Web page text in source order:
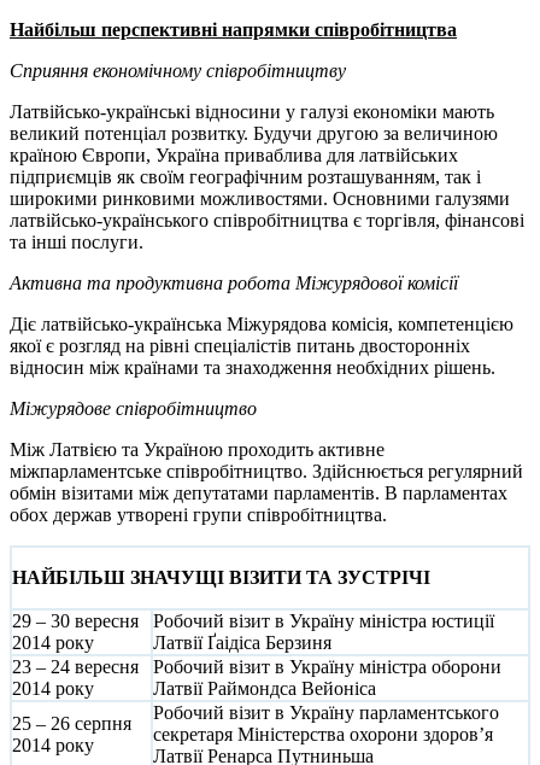
Найбільш перспективні напрямки співробітництва
Сприяння економічному співробітництву
Латвійсько-українські відносини у галузі економіки мають
великий потенціал розвитку. Будучи другою за величиною
країною Європи, Україна приваблива для латвійських
підприємців як своїм географічним розташуванням, так і
широкими ринковими можливостями. Основними галузями
латвійсько-українського співробітництва є торгівля, фінансові
та інші послуги.
Активна та продуктивна робота Міжурядової комісії
Діє латвійсько-українська Міжурядова комісія, компетенцією
якої є розгляд на рівні спеціалістів питань двосторонніх
відносин між країнами та знаходження необхідних рішень.
Міжурядове співробітництво
Між Латвією та Україною проходить активне
міжпарламентське співробітництво. Здійснюється регулярний
обмін візитами між депутатами парламентів. В парламентах
обох держав утворені групи співробітництва.
НАЙБІЛЬШ ЗНАЧУЩІ ВІЗИТИ ТА ЗУСТРІЧІ
29 – 30 вересня
2014 року
Робочий візит в Україну міністра юстиції
Латвії Ґаідіса Берзиня
23 – 24 вересня
2014 року
Робочий візит в Україну міністра оборони
Латвії Раймондса Вейоніса
25 – 26 серпня
2014 року
Робочий візит в Україну парламентського
секретаря Міністерства охорони здоров’я
Латвії Ренарса Путниньша